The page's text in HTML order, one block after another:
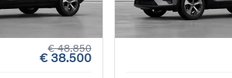
€ 48.850
€ 38.500